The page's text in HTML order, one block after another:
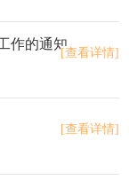
作的通知
[查看详情]
[查看详情]